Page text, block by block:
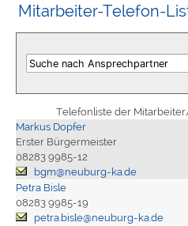
Mitarbeiter-Telefon-
Telefonliste der
Markus Dopfer
Erster Bürgermeister
08283 9985-12
bgm@neuburg-ka.de
Petra Bisle
08283 9985-19
petra.bisle@neuburg-ka.de